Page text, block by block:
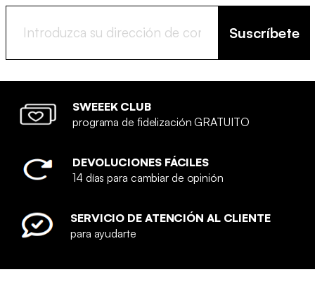
Suscríbete
SWEEEK CLUB
programa de fidelización GRATUITO
DEVOLUCIONES FÁCILES
14 días para cambiar de opinión
SERVICIO DE ATENCIÓN AL CLIENTE
para ayudarte